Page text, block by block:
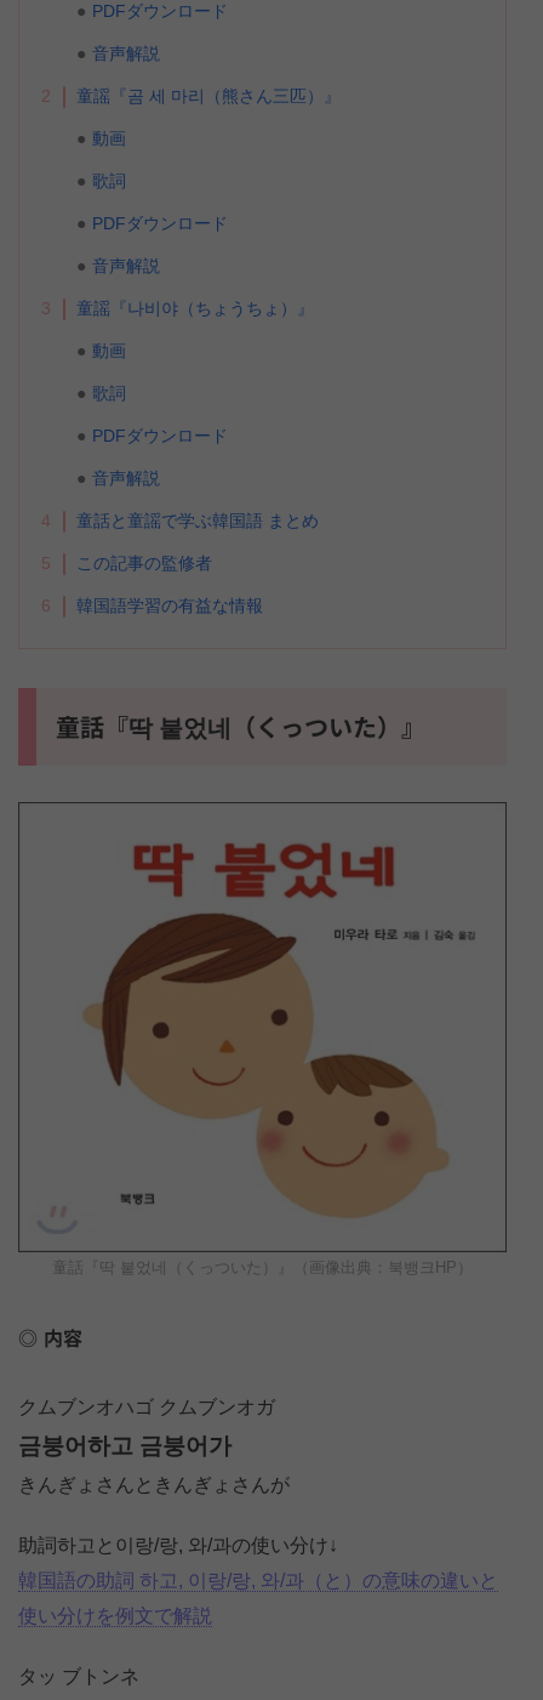
PDFダウンロード
音声解説
2 童謡『곰 세 마리（熊さん三匹）』
動画
歌詞
PDFダウンロード
音声解説
3 童謡『나비야（ちょうちょ）』
動画
歌詞
PDFダウンロード
音声解説
4 童話と童謡で学ぶ韓国語 まとめ
5 この記事の監修者
6 韓国語学習の有益な情報
童話『딱 붙었네（くっついた）』
童話『딱 붙었네（くっついた）』（画像出典：북뱅크HP）
内容
クムブンオハゴ クムブンオガ
금붕어하고 금붕어가
きんぎょさんときんぎょさんが
助詞하고と이랑/랑, 와/과の使い分け↓
韓国語の助詞 하고, 이랑/랑, 와/과（と）の意味の違いと
使い分けを例文で解説
タッ ブトンネ